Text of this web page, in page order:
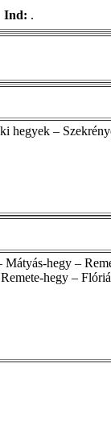
Ind: .
hegyek –
hegy –
hegy –